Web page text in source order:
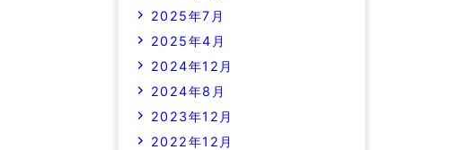
2025年7月
2025年4月
2024年12月
2024年8月
2023年12月
2022年12月